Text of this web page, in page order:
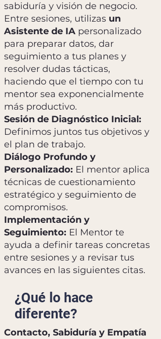
sabiduría y visión de negocio.
Entre sesiones, utilizas un
Asistente de IA personalizado
para preparar datos, dar
seguimiento a tus planes y
resolver dudas tácticas,
haciendo que el tiempo con tu
mentor sea exponencialmente
más productivo.
Sesión de Diagnóstico Inicial:
Definimos juntos tus objetivos y
el plan de trabajo.
Diálogo Profundo y
Personalizado: El mentor aplica
técnicas de cuestionamiento
estratégico y seguimiento de
compromisos.
Implementación y
Seguimiento: El Mentor te
ayuda a definir tareas concretas
entre sesiones y a revisar tus
avances en las siguientes citas.
¿Qué lo hace
diferente?
Contacto, Sabiduría y Empatía